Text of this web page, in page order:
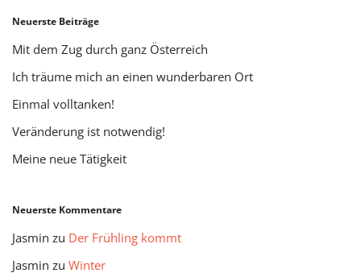
Neuerste Beiträge
Mit dem Zug durch ganz Österreich
Ich träume mich an einen wunderbaren Ort
Einmal volltanken!
Veränderung ist notwendig!
Meine neue Tätigkeit
Neuerste Kommentare
Jasmin zu Der Frühling kommt
Jasmin zu Winter